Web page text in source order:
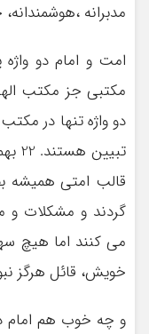
مدبرانه
امت و امام دو
مکتبی جز مکتب
دو واژه تنها در
قالب امتی همیشه
گردند و مشکلات
می کنند اما هیچ
خویش، قائل هرگز
و چه خوب هم امام